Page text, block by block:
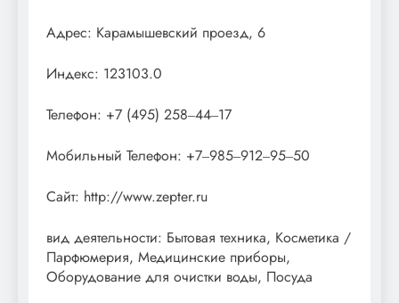
Адрес: Карамышевский проезд, 6
Индекс: 123103.0
Телефон: +7 (495) 258‒44‒17
Мобильный Телефон: +7‒985‒912‒95‒50
Сайт: http://www.zepter.ru
вид деятельности: Бытовая техника, Косметика /
Парфюмерия, Медицинские приборы,
Оборудование для очистки воды, Посуда